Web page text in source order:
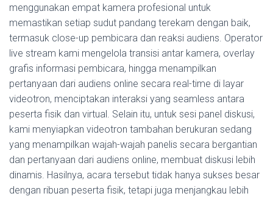
menggunakan empat kamera profesional untuk
memastikan setiap sudut pandang terekam dengan baik,
termasuk close-up pembicara dan reaksi audiens. Operator
live stream kami mengelola transisi antar kamera, overlay
grafis informasi pembicara, hingga menampilkan
pertanyaan dari audiens online secara real-time di layar
videotron, menciptakan interaksi yang seamless antara
peserta fisik dan virtual. Selain itu, untuk sesi panel diskusi,
kami menyiapkan videotron tambahan berukuran sedang
yang menampilkan wajah-wajah panelis secara bergantian
dan pertanyaan dari audiens online, membuat diskusi lebih
dinamis. Hasilnya, acara tersebut tidak hanya sukses besar
dengan ribuan peserta fisik, tetapi juga menjangkau lebih